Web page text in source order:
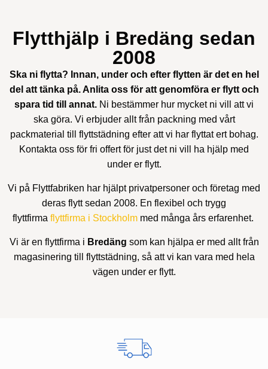
Flytthjälp i Bredäng sedan
2008
Ska ni flytta? Innan, under och efter flytten är det en hel
del att tänka på. Anlita oss för att genomföra er flytt och
spara tid till annat. Ni bestämmer hur mycket ni vill att vi
ska göra. Vi erbjuder allt från packning med vårt
packmaterial till flyttstädning efter att vi har flyttat ert bohag.
Kontakta oss för fri offert för just det ni vill ha hjälp med
under er flytt.
Vi på Flyttfabriken har hjälpt privatpersoner och företag med
deras flytt sedan 2008. En flexibel och trygg
flyttfirma flyttfirma i Stockholmmed många års erfarenhet.
Vi är en flyttfirma i Bredäng som kan hjälpa er med allt från
magasinering till flyttstädning, så att vi kan vara med hela
vägen under er flytt.